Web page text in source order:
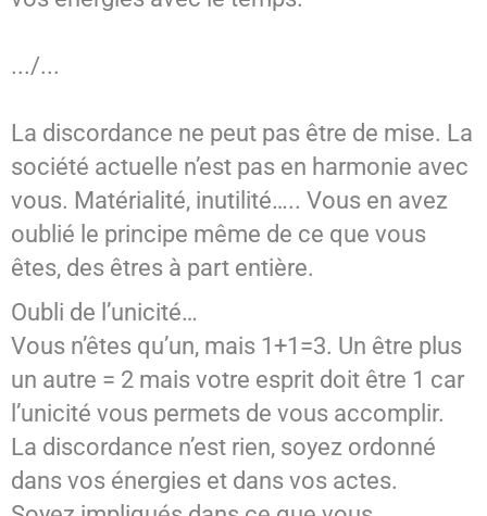
.../...
La discordance ne peut pas être de mise. La
société actuelle n’est pas en harmonie avec
vous. Matérialité, inutilité….. Vous en avez
oublié le principe même de ce que vous
êtes, des êtres à part entière.
Oubli de l’unicité…
Vous n’êtes qu’un, mais 1+1=3. Un être plus
un autre = 2 mais votre esprit doit être 1 car
l’unicité vous permets de vous accomplir.
La discordance n’est rien, soyez ordonné
dans vos énergies et dans vos actes.